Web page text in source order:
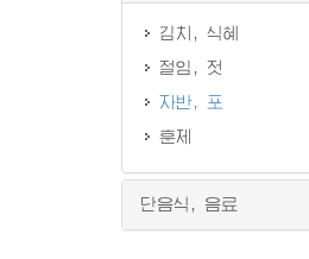
김치, 식혜
절임, 젓
자반, 포
훈제
단음식, 음료